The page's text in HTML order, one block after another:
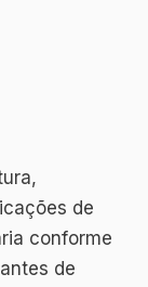
de
conforme
de